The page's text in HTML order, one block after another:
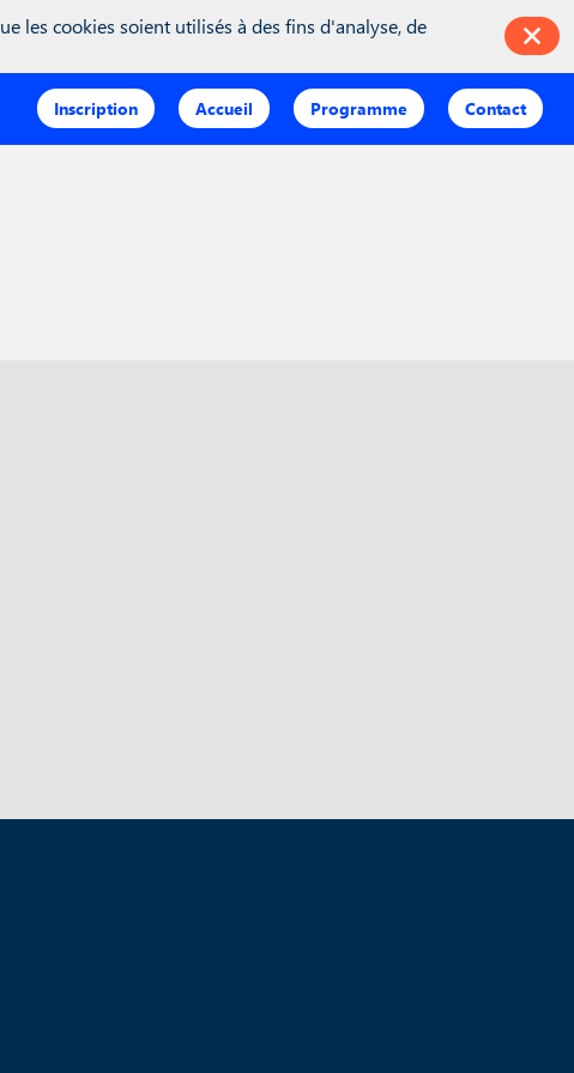
Inscription Accueil Programme Contact
les cookies soient utilisés à des fins d'analyse, de
= false;\r\n function initMunchkin() {\r\n if(didInit === false) {\r\n
s.async = true;\r\n s.src =
== 'loaded') {\r\n initMunchkin();\r\n }\r\n };\r\n s.onload =
function(category, action, label){} }); if (inwink.trackingStatus)